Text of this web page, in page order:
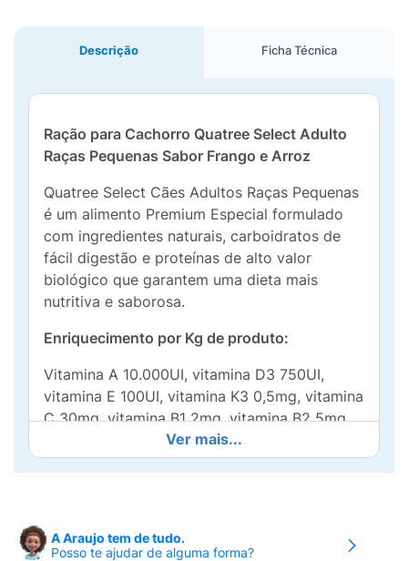
Descrição Ficha Técnica
Ração para Cachorro Quatree Select Adulto
Raças Pequenas Sabor Frango e Arroz
Quatree Select Cães Adultos Raças Pequenas
é um alimento Premium Especial formulado
com ingredientes naturais, carboidratos de
fácil digestão e proteínas de alto valor
biológico que garantem uma dieta mais
nutritiva e saborosa.
Enriquecimento por Kg de produto:
Vitamina A 10.000UI, vitamina D3 750UI,
vitamina E 100UI, vitamina K3 0,5mg, vitamina
C 30mg, vitamina B1 2mg, vitamina B2 5mg,
vitamina B6 1,5mg, vitamina B12 5mcg,
niacina 15mg, colina 1.200mg, ácido fólico
10mg, zinco total 88mg, iodo 0,75mg, selênio
total 0,12mg.
Ver mais...
A Araujo tem de tudo.
Posso te ajudar de alguma forma?